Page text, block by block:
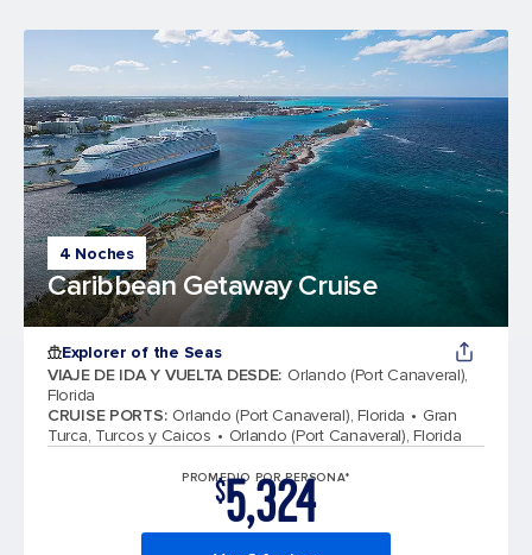
4 Noches
Caribbean Getaway Cruise
Explorer of the Seas
VIAJE DE IDA Y VUELTA DESDE: Orlando (Port Canaveral),
Florida
CRUISE PORTS: Orlando (Port Canaveral), Florida
Gran
Turca, Turcos y Caicos
Orlando (Port Canaveral), Florida
PROMEDIO POR PERSONA*
$5,324